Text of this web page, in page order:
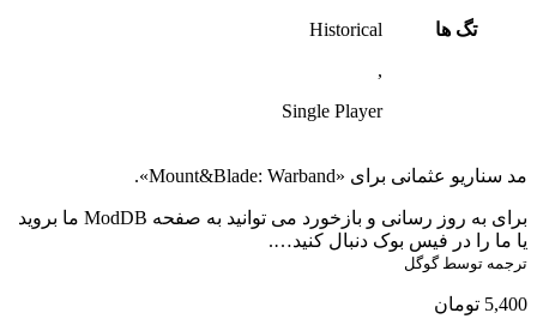
تگ ها
Historical
,
Single Player
مد سناریو عثمانی برای «Mount&Blade: Warband».
برای به روز رسانی و بازخورد می توانید به صفحه ModDB ما بروید
یا ما را در فیس بوک دنبال کنید….
ترجمه توسط گوگل
5,400 تومان